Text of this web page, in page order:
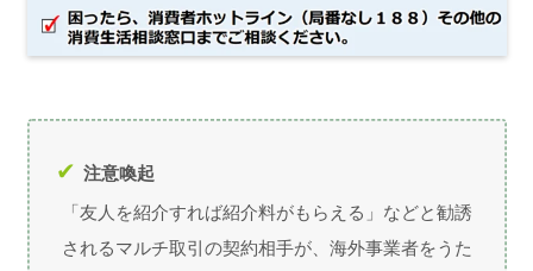
注意喚起
「友人を紹介すれば紹介料がもらえる」などと勧誘
されるマルチ取引の契約相手が、海外事業者をうた